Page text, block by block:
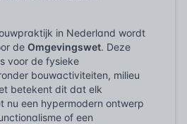
in Nederland wordt
de Omgevingswet. Deze
voor de fysieke
bouwactiviteiten, milieu
betekent dit dat elk
nu een hypermodern ontwerp
of een